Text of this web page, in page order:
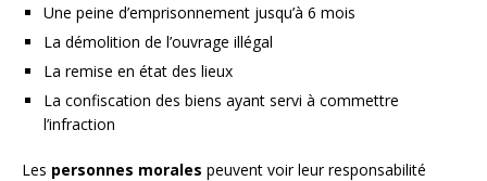
Une peine d’emprisonnement jusqu’à 6 mois
La démolition de l’ouvrage illégal
La remise en état des lieux
La confiscation des biens ayant servi à commettre
l’infraction
Les personnes morales peuvent voir leur responsabilité